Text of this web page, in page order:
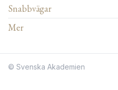
Snabbvägar
Mer
© Svenska Akademien